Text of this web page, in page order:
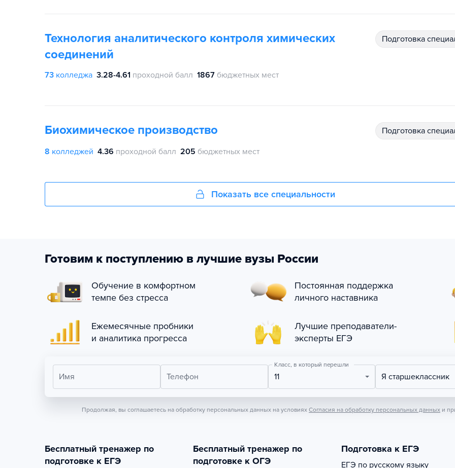
Технология аналитического контроля химических
соединений
подготовка
73 колледжа 3.28-4.61 проходной балл 1867 бюджетных мест
Биохимическое производство подготовка
8 колледжей 4.36 проходной балл 205 бюджетных мест
Показать все специальности
Готовим к поступлению в лучшие вузы России
Обучение в комфортном
темпе без стресса
Постоянная поддержка
личного наставника
Ежемесячные пробники
и аналитика прогресса
Лучшие преподаватели-
эксперты ЕГЭ
Имя Телефон
Класс, в который перешли
11 Я старшеклассник
Продолжая, вы соглашаетесь на обработку персональных данных на условиях Согласия на обработку персональных данных и
Бесплатный тренажер по
подготовке к ЕГЭ
Бесплатный тренажер по
подготовке к ОГЭ
Подготовка к ЕГЭ
ЕГЭ по русскому языку